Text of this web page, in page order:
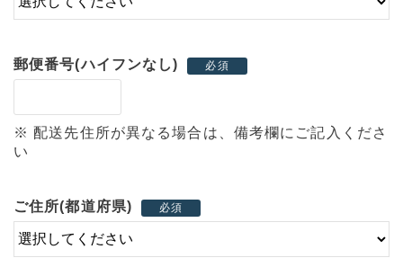
郵便番号(ハイフンなし) 必須
※ 配送先住所が異なる場合は、備考欄にご記入くださ
い
ご住所(都道府県) 必須